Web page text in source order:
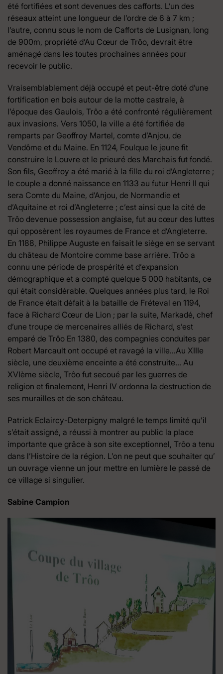
été fortifiées et sont devenues des cafforts. L’un des
réseaux atteint une longueur de l’ordre de 6 à 7 km ;
l’autre, connu sous le nom de Cafforts de Lusignan, long
de 900m, propriété d’Au Cœur de Trôo, devrait être
aménagé dans les toutes prochaines années pour
recevoir le public.
Vraisemblablement déjà occupé et peut-être doté d’une
fortification en bois autour de la motte castrale, à
l’époque des Gaulois, Trôo a été confronté régulièrement
aux invasions. Vers 1050, la ville a été fortifiée de
remparts par Geoffroy Martel, comte d’Anjou, de
Vendôme et du Maine. En 1124, Foulque le jeune fit
construire le Louvre et le prieuré des Marchais fut fondé.
Son fils, Geoffroy a été marié à la fille du roi d’Angleterre ;
le couple a donné naissance en 1133 au futur Henri II qui
sera Comte du Maine, d’Anjou, de Normandie et
d’Aquitaine et roi d’Angleterre ; c’est ainsi que la cité de
Trôo devenue possession anglaise, fut au cœur des luttes
qui opposèrent les royaumes de France et d’Angleterre.
En 1188, Philippe Auguste en faisait le siège en se servant
du château de Montoire comme base arrière. Trôo a
connu une période de prospérité et d’expansion
démographique et a compté quelque 5 000 habitants, ce
qui était considérable. Quelques années plus tard, le Roi
de France était défait à la bataille de Fréteval en 1194,
face à Richard Cœur de Lion ; par la suite, Markadé, chef
d’une troupe de mercenaires alliés de Richard, s’est
emparé de Trôo En 1380, des compagnies conduites par
Robert Marcault ont occupé et ravagé la ville…Au XIIIe
siècle, une deuxième enceinte a été construite… Au
XVIème siècle, Trôo fut secoué par les guerres de
religion et finalement, Henri IV ordonna la destruction de
ses murailles et de son château.
Patrick Eclaircy-Deterpigny malgré le temps limité qu’il
s’était assigné, a réussi à montrer au public la place
importante que grâce à son site exceptionnel, Trôo a tenu
dans l’Histoire de la région. L’on ne peut que souhaiter qu’
un ouvrage vienne un jour mettre en lumière le passé de
ce village si singulier.
Sabine Campion